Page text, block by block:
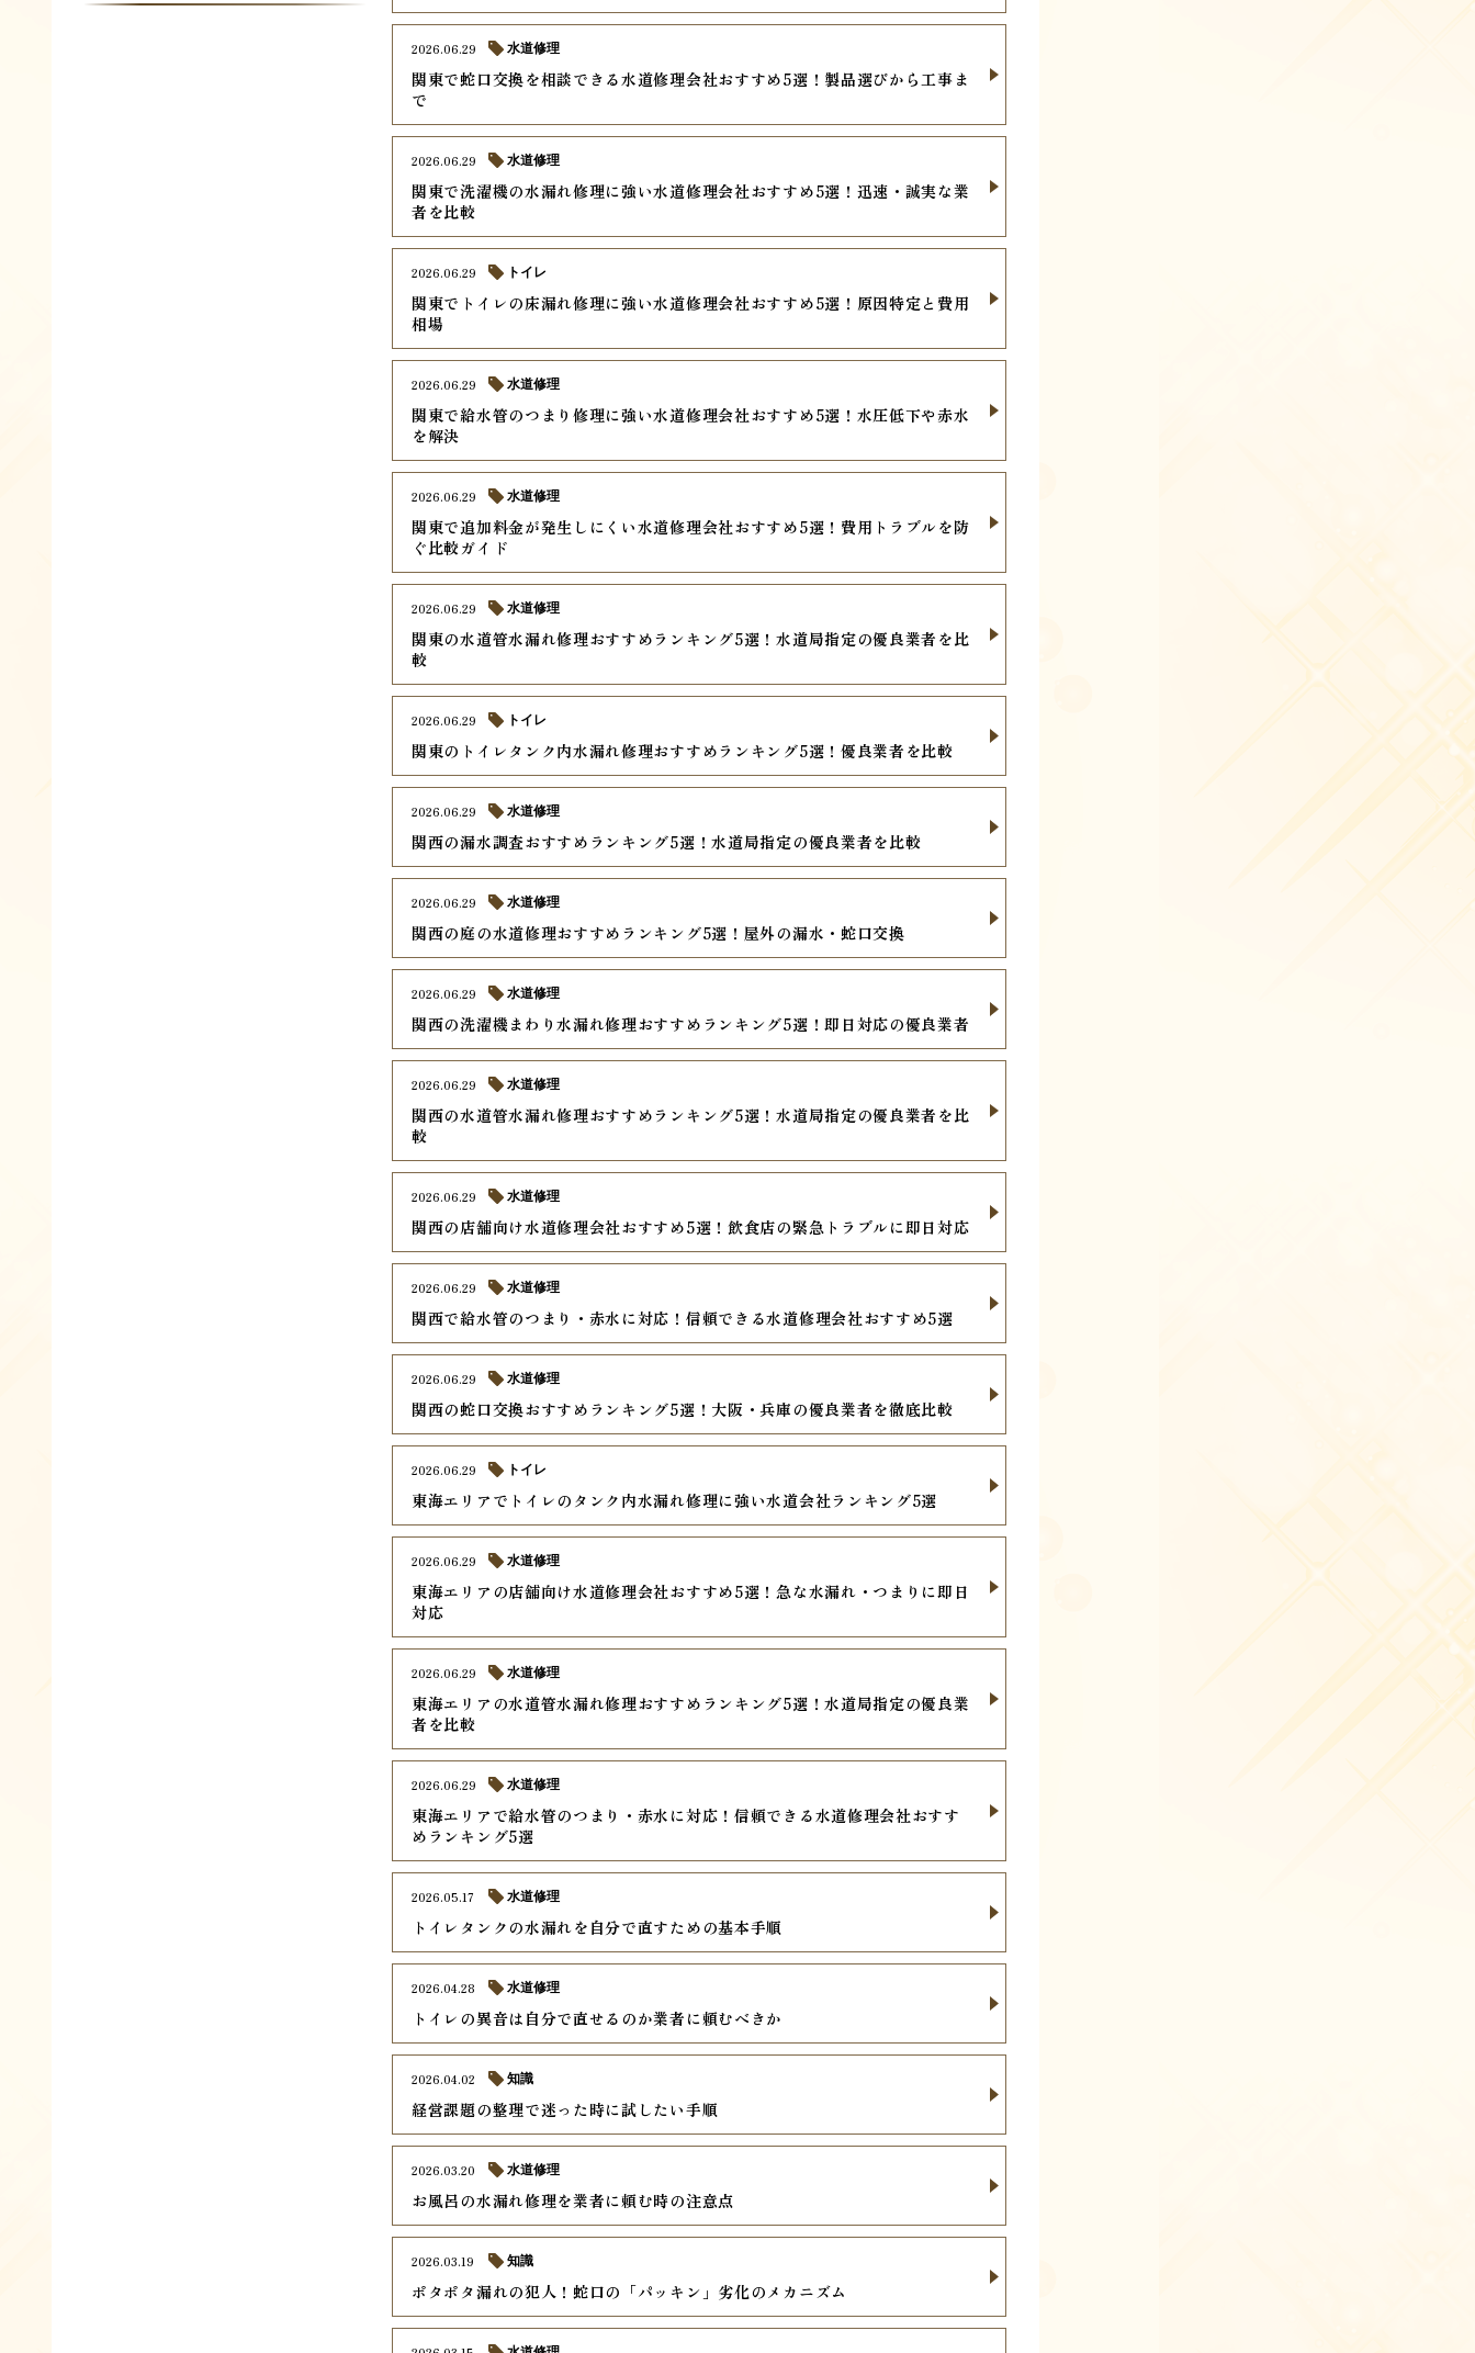
関東で蛇口交換を相談できる水道修理会社おすすめ5選！製品選びから工事ま
で
2026.06.29 水道修理
関東で洗濯機の水漏れ修理に強い水道修理会社おすすめ5選！迅速・誠実な業
者を比較
2026.06.29 水道修理
関東でトイレの床漏れ修理に強い水道修理会社おすすめ5選！原因特定と費用
相場
2026.06.29 トイレ
関東で給水管のつまり修理に強い水道修理会社おすすめ5選！水圧低下や赤水
を解決
2026.06.29 水道修理
関東で追加料金が発生しにくい水道修理会社おすすめ5選！費用トラブルを防
ぐ比較ガイド
2026.06.29 水道修理
関東の水道管水漏れ修理おすすめランキング5選！水道局指定の優良業者を比
較
2026.06.29 水道修理
関東のトイレタンク内水漏れ修理おすすめランキング5選！優良業者を比較
2026.06.29 トイレ
関西の漏水調査おすすめランキング5選！水道局指定の優良業者を比較
2026.06.29 水道修理
関西の庭の水道修理おすすめランキング5選！屋外の漏水・蛇口交換
2026.06.29 水道修理
関西の洗濯機まわり水漏れ修理おすすめランキング5選！即日対応の優良業者
2026.06.29 水道修理
関西の水道管水漏れ修理おすすめランキング5選！水道局指定の優良業者を比
較
2026.06.29 水道修理
関西の店舗向け水道修理会社おすすめ5選！飲食店の緊急トラブルに即日対応
2026.06.29 水道修理
関西で給水管のつまり・赤水に対応！信頼できる水道修理会社おすすめ5選
2026.06.29 水道修理
関西の蛇口交換おすすめランキング5選！大阪・兵庫の優良業者を徹底比較
2026.06.29 水道修理
東海エリアでトイレのタンク内水漏れ修理に強い水道会社ランキング5選
2026.06.29 トイレ
東海エリアの店舗向け水道修理会社おすすめ5選！急な水漏れ・つまりに即日
対応
2026.06.29 水道修理
東海エリアの水道管水漏れ修理おすすめランキング5選！水道局指定の優良業
者を比較
2026.06.29 水道修理
東海エリアで給水管のつまり・赤水に対応！信頼できる水道修理会社おすす
めランキング5選
2026.06.29 水道修理
トイレタンクの水漏れを自分で直すための基本手順
2026.05.17 水道修理
トイレの異音は自分で直せるのか業者に頼むべきか
2026.04.28 水道修理
経営課題の整理で迷った時に試したい手順
2026.04.02 知識
お風呂の水漏れ修理を業者に頼む時の注意点
2026.03.20 水道修理
ポタポタ漏れの犯人！蛇口の「パッキン」劣化のメカニズム
2026.03.19 知識